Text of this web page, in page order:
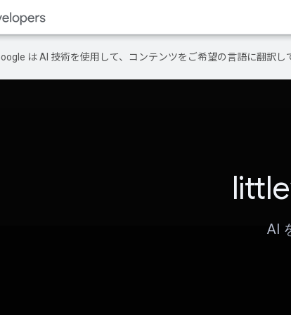
は AI 技術を使用して、コンテンツをご希望の言語に翻訳
AI